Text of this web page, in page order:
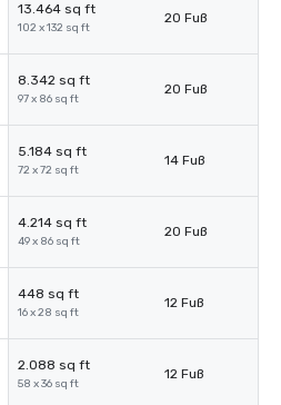
13.464 sq ft
102 x 132 sq ft
20 Fuß
8.342 sq ft
97 x 86 sq ft
20 Fuß
5.184 sq ft
72 x 72 sq ft
14 Fuß
4.214 sq ft
49 x 86 sq ft
20 Fuß
448 sq ft
16 x 28 sq ft
12 Fuß
2.088 sq ft
58 x 36 sq ft
12 Fuß